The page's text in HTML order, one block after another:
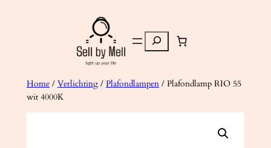
Zoeken
Home/ Verlichting/ Plafondlampen/ Plafondlamp RIO 55
wit 4000K